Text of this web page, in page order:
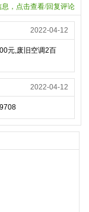
，点击查看/回复评论
2022-04-12
元,废旧空调2百
2022-04-12